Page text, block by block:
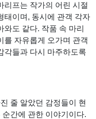
리프는 작가의 어린 시절
태이며, 동시에 관객 각자
도 같다. 작품 속 마리
를 자유롭게 오가며 관객
각들과 다시 마주하도록
줄 알았던 감정들이 현
간에 관한 이야기이다.